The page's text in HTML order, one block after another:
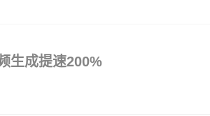
生成提速200%